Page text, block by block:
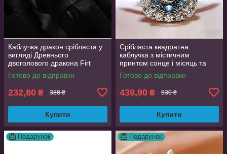
Каблучка дракон срібляста у
вигляді Древнього
двоголового дракона Firt
регульований розмір
AurumLux008
Готово до відправки
232,80 ₴ 388 ₴
Купити
Срібляста квадратна
каблучка з містичним
принтом сонце і місяць та
фіанітами 19 розмір
Готово до відправки
439,90 ₴ 530 ₴
Купити
Подарунок Подарунок